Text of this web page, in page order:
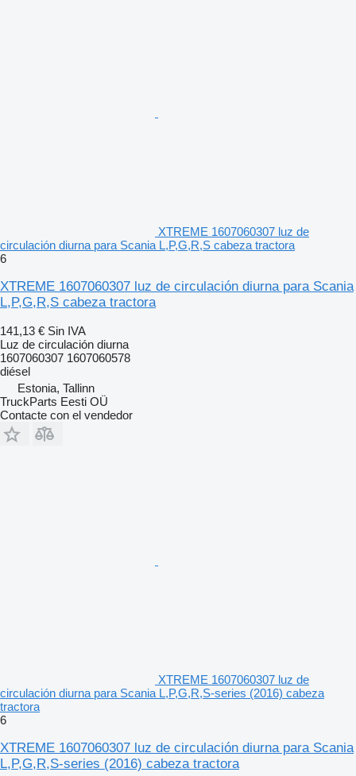
XTREME 1607060307 luz de
circulación diurna para Scania L,P,G,R,S cabeza tractora
6
XTREME 1607060307 luz de circulación diurna para Scania
L,P,G,R,S cabeza tractora
141,13 € Sin IVA
Luz de circulación diurna
1607060307 1607060578
diésel
Estonia, Tallinn
TruckParts Eesti OÜ
Contacte con el vendedor
XTREME 1607060307 luz de
circulación diurna para Scania L,P,G,R,S-series (2016) cabeza
tractora
6
XTREME 1607060307 luz de circulación diurna para Scania
L,P,G,R,S-series (2016) cabeza tractora